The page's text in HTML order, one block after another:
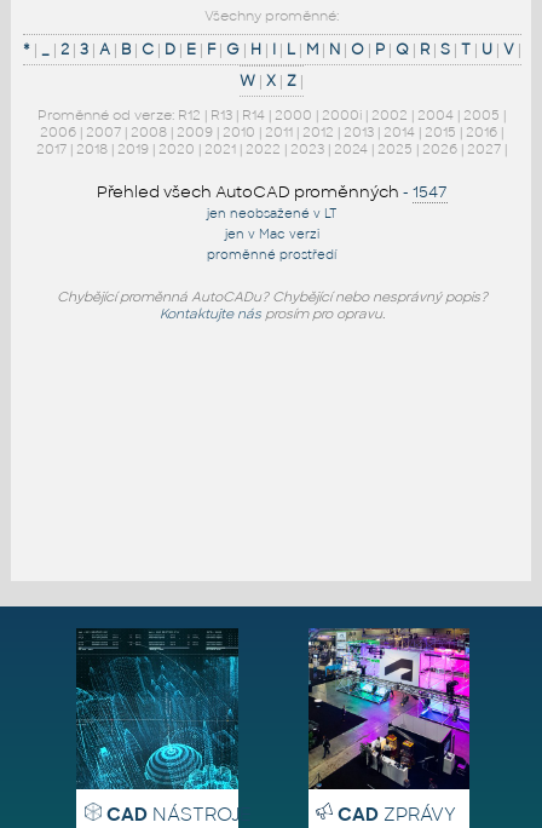
Všechny proměnné:
*| _| 2| 3| A| B| C| D| E| F| G| H | I| L| M| N| O| P| Q| R| S| T| U| V|
W | X | Z |
Proměnné od verze: R12 | R13 | R14 | 2000 | 2000i | 2002 | 2004 | 2005 |
2006 | 2007 | 2008 | 2009 | 2010 | 2011 | 2012 | 2013 | 2014 | 2015 | 2016 |
2017 | 2018 | 2019 | 2020 | 2021 | 2022 | 2023 | 2024 | 2025 | 2026 | 2027 |
Přehled všech AutoCAD proměnných - 1547
jen neobsažené v LT
jen v Mac verzi
proměnné prostředí
Chybějící proměnná AutoCADu? Chybějící nebo nesprávný popis?
Kontaktujte násprosím pro opravu.
CADNÁSTROJE CADZPRÁVY